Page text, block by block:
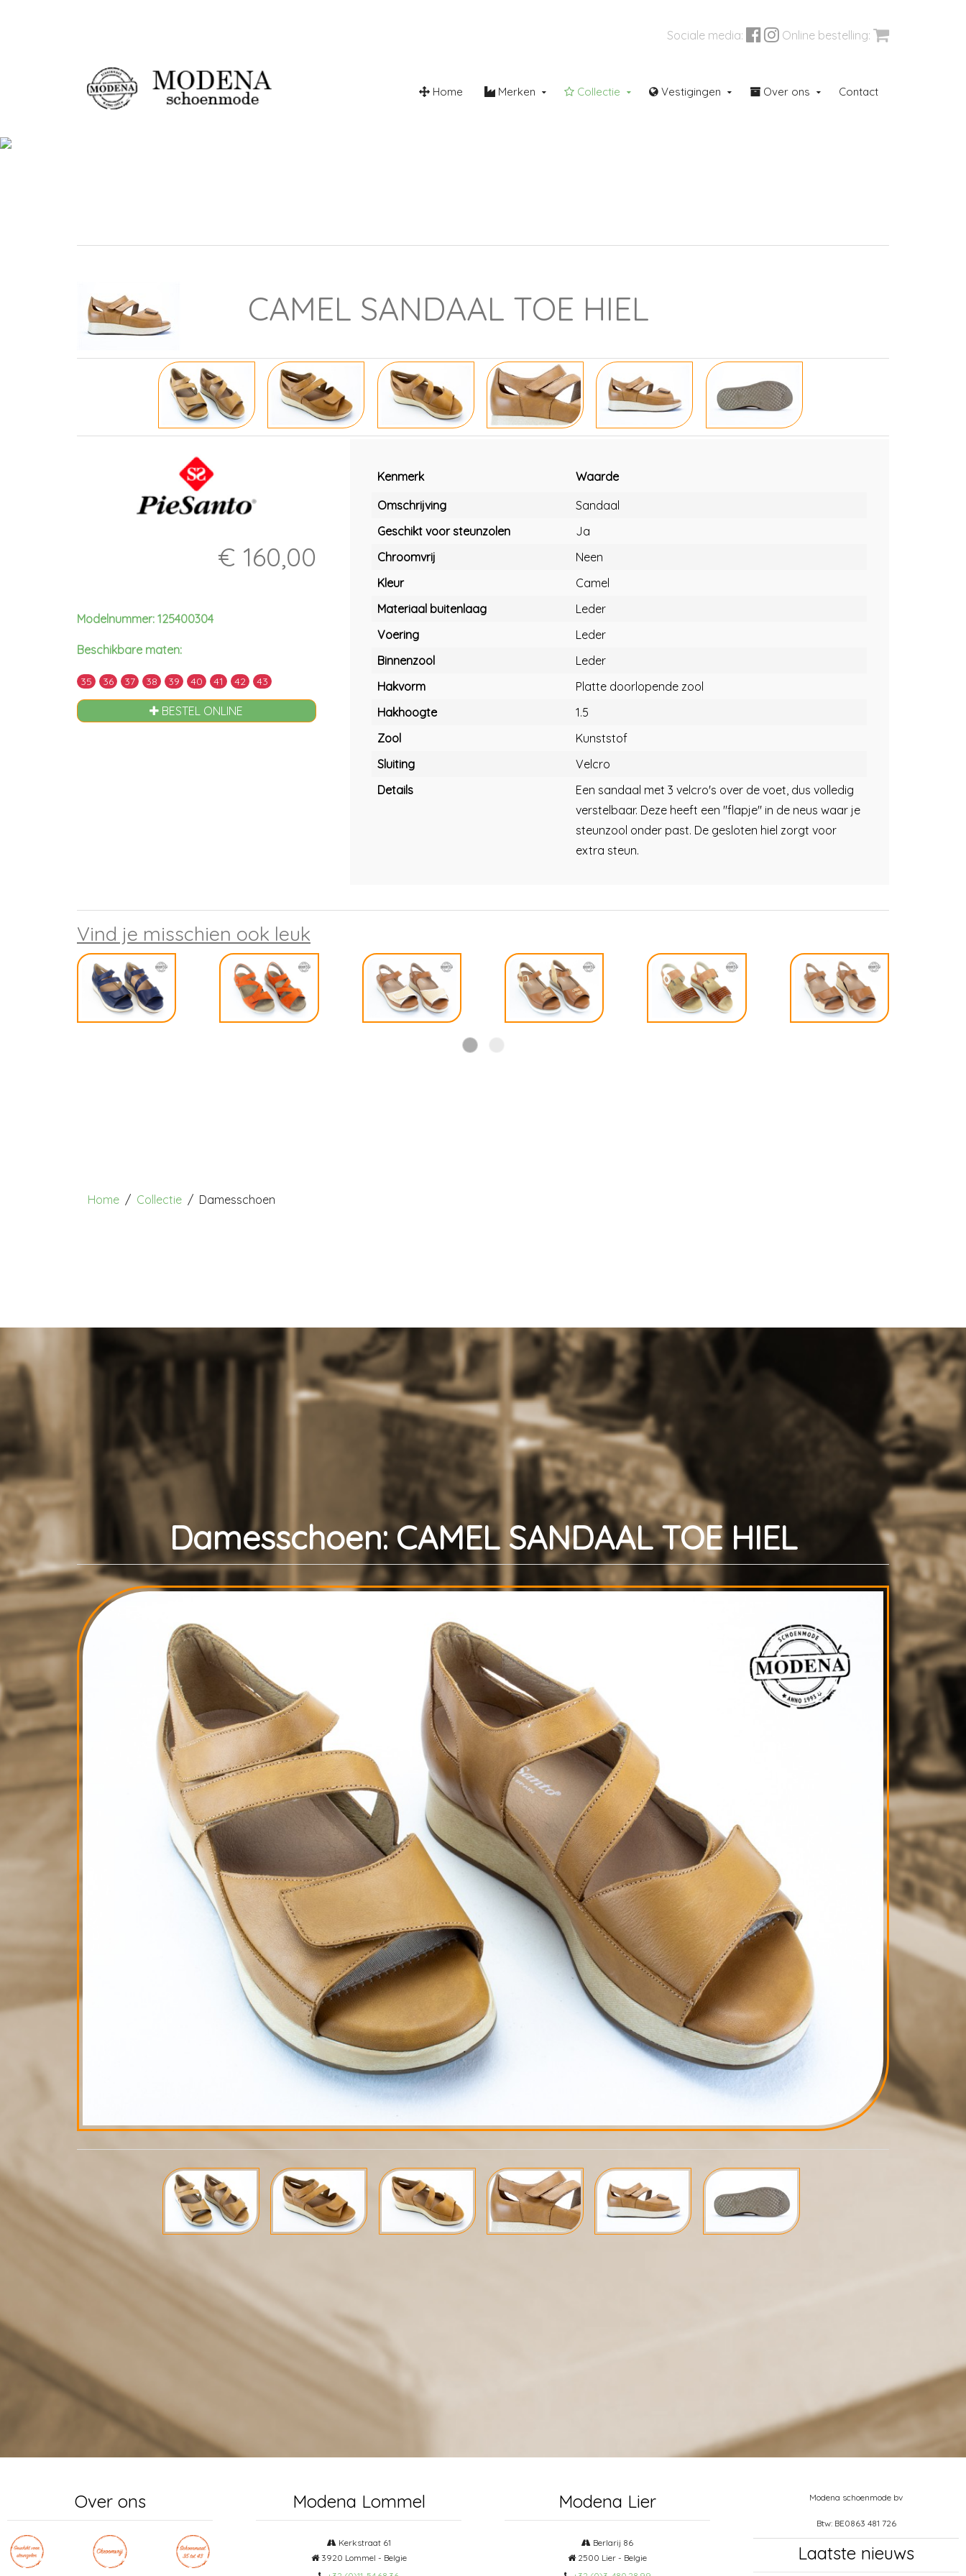
Sociale media: Online bestelling:
Home Merken Collectie Vestigingen Over ons Contact
CAMEL SANDAAL TOE HIEL
€ 160,00
Modelnummer: 125400304
Beschikbare maten:
35 36 37 38 39 40 41 42 43
BESTEL ONLINE
Kenmerk
Waarde
Omschrijving
Sandaal
Geschikt voor steunzolen
Ja
Chroomvrij
Neen
Kleur
Camel
Materiaal buitenlaag
Leder
Voering
Leder
Binnenzool
Leder
Hakvorm
Platte doorlopende zool
Hakhoogte
1.5
Zool
Kunststof
Sluiting
Velcro
Details
Een sandaal met 3 velcro's over de voet, dus volledig
verstelbaar. Deze heeft een "flapje" in de neus waar je
steunzool onder past. De gesloten hiel zorgt voor
extra steun.
Vind je misschien ook leuk
Home Collectie Damesschoen
Damesschoen: CAMEL SANDAAL TOE HIEL
Over ons Modena Lommel
Kerkstraat 61
3920 Lommel - Belgie
Modena Lier
Berlarij 86
2500 Lier - Belgie
Modena schoenmode bv
Btw: BE0863 481 726
Laatste nieuws